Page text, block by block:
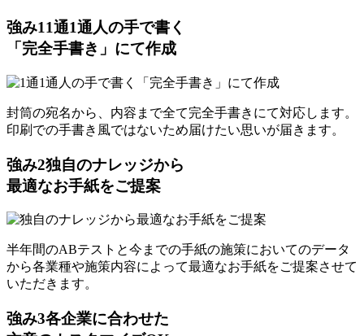
強み11通1通人の手で書く
「完全手書き」にて作成
封筒の宛名から、内容まで全て完全手書きにて対応します。
印刷での手書き風ではないため届けたい思いが届きます。
強み2独自のナレッジから
最適なお手紙をご提案
半年間のABテストと今までの手紙の施策においてのデータ
から各業種や施策内容によって最適なお手紙をご提案させて
いただきます。
強み3各企業に合わせた